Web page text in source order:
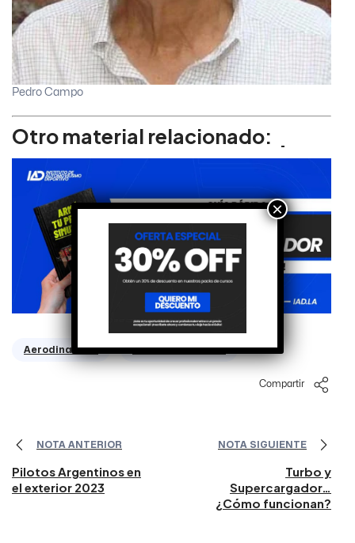
Pedro Campo
Otro material relacionado:
Aerodinamica Centro de Presión
Compartir
NOTA ANTERIOR
Pilotos Argentinos en
el exterior 2023
NOTA SIGUIENTE
Turbo y
Supercargador…
¿Cómo funcionan?
×